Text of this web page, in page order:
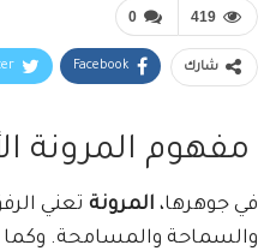
0 419
شارك Facebook
مفهوم المرونة
في جوهرها، المرونة تعني
والسماحة والمسامحة. وكما